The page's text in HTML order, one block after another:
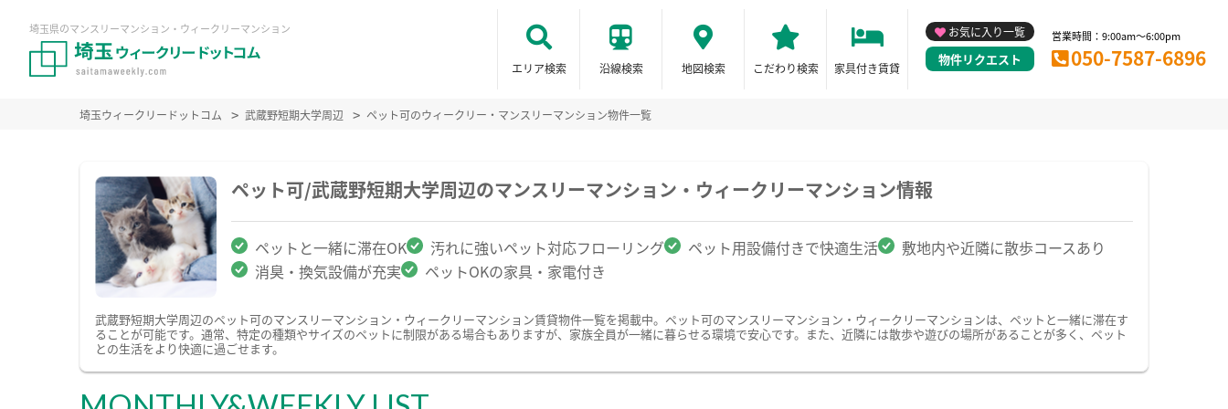
埼玉県のマンスリーマンション・ウィークリーマンション
エリア検索 沿線検索 地図検索 こだわり検索 家具付き賃貸
お気に入り一覧
物件リクエスト
営業時間：9:00am～6:00pm
050-7587-6896
埼玉ウィークリードットコム 武蔵野短期大学周辺 ペット可のウィークリー・マンスリーマンション物件一覧
ペット可/武蔵野短期大学周辺のマンスリーマンション・ウィークリーマンション情報
ペットと一緒に滞在OK 汚れに強いペット対応フローリング ペット用設備付きで快適生活
敷地内や近隣に散歩コースあり
消臭・換気設備が充実
ペットOKの家具・家電付き
武蔵野短期大学周辺のペット可のマンスリーマンション・ウィークリーマンション賃貸物件一覧を掲載中。ペット可のマンスリーマンション・ウィークリーマンションは、ペットと一緒に滞在す
ることが可能です。通常、特定の種類やサイズのペットに制限がある場合もありますが、家族全員が一緒に暮らせる環境で安心です。また、近隣には散歩や遊びの場所があることが多く、ペット
との生活をより快適に過ごせます。